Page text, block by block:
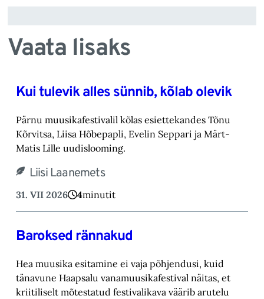
Vaata lisaks
Kui tulevik alles sünnib, kõlab olevik
Pärnu muusikafestivalil kõlas esiettekandes Tõnu
Kõrvitsa, Liisa Hõbepapli, Evelin Seppari ja Märt-
Matis Lille uudislooming.
Liisi Laanemets
31. VII 2026 4minutit
Baroksed rännakud
Hea muusika esitamine ei vaja põhjendusi, kuid
tänavune Haapsalu vanamuusikafestival näitas, et
kriitiliselt mõtestatud festivalikava väärib arutelu